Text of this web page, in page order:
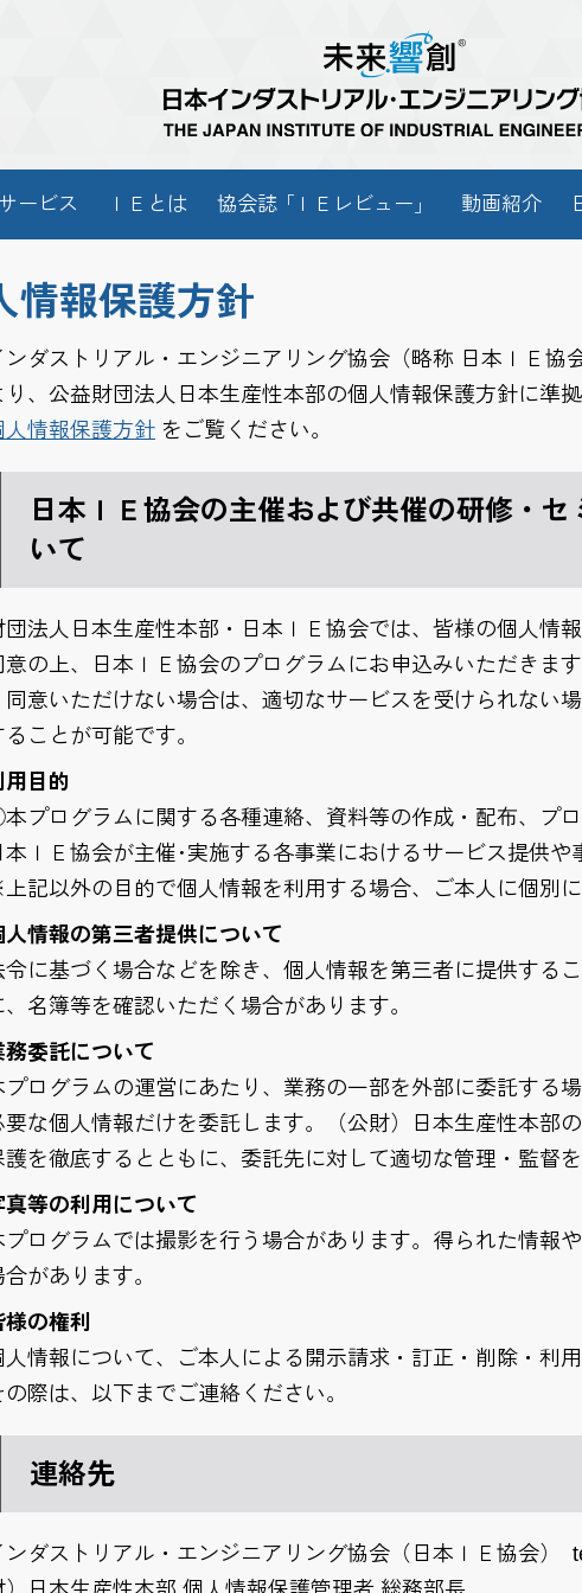
サービス ＩＥとは 協会誌「 ＩＥレビュー 」 動画紹介
情報保護方針
ンダストリアル・エンジニアリング協会（略称 日本ＩＥ
り、公益財団法人日本生産性本部の個人情報保護方針に準
人情報保護方針 をご覧ください。
日本ＩＥ協会の主催および共催の研修・
いて
団法人日本生産性本部・日本ＩＥ協会では、皆様の個人情
意の上、日本ＩＥ協会のプログラムにお申込みいただきま
同意いただけない場合は、適切なサービスを受けられない
ことが可能です。
用目的
プログラムに関する各種連絡、資料等の作成・配布、プ
本ＩＥ協会が主催･実施する各事業におけるサービス提供や
記以外の目的で個人情報を利用する場合、ご本人に個別
人情報の第三者提供について
令に基づく場合などを除き、個人情報を第三者に提供する
、名簿等を確認いただく場合があります。
務委託について
プログラムの運営にあたり、業務の一部を外部に委託する
要な個人情報だけを委託します。（公財）日本生産性本部
護を徹底するとともに、委託先に対して適切な管理・監督を
真等の利用について
プログラムでは撮影を行う場合があります。得られた情報
合があります。
様の権利
人情報について、ご本人による開示請求・訂正・削除・利
の際は、以下までご連絡ください。
連絡先
ンダストリアル・エンジニアリング協会（日本ＩＥ協会）